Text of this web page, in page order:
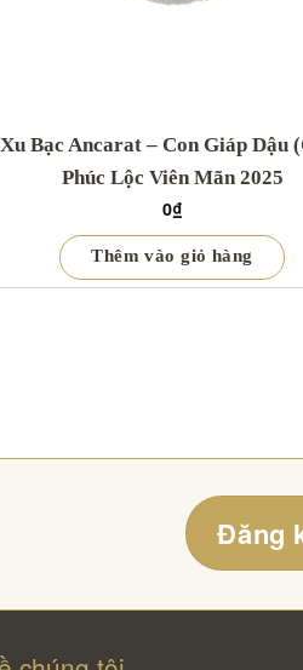
Xu Bạc Ancarat – Con Giáp Dậu
Phúc Lộc Viên Mãn 2025
0₫
Thêm vào giỏ hàng
Đăng